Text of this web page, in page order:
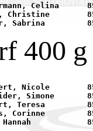
400 g